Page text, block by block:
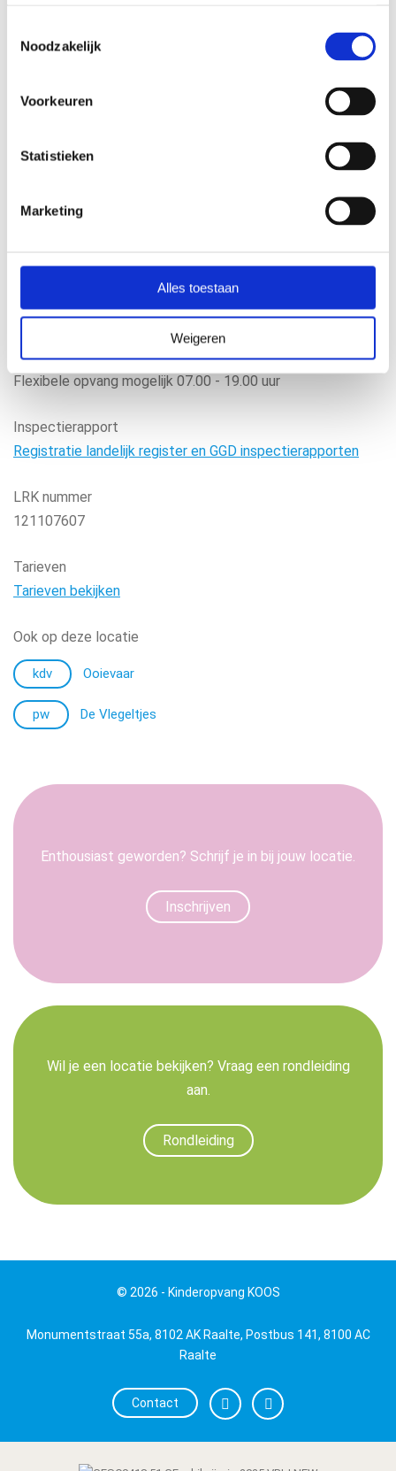
Noodzakelijk
Voorkeuren
Statistieken
Marketing
Alles toestaan
Weigeren
Adres
8103 EZ Raalte
Maandag
14.30 - 18.00 uur
Vrijdag
12.00/14.30 - 18.00 uur
Vakantieopvang maandag, dinsdag, donderdag en vrijdag
07.15 - 18.00 uur
Flexibele opvang mogelijk 07.00 - 19.00 uur
Inspectierapport
Registratie landelijk register en GGD inspectierapporten
LRK nummer
121107607
Tarieven
Tarieven bekijken
Ook op deze locatie
kdv Ooievaar
pw De Vlegeltjes
Enthousiast geworden? Schrijf je in bij jouw locatie.
Inschrijven
Wil je een locatie bekijken? Vraag een rondleiding
aan.
Rondleiding
© 2026 - Kinderopvang KOOS
Monumentstraat 55a, 8102 AK Raalte, Postbus 141, 8100 AC
Raalte
Contact